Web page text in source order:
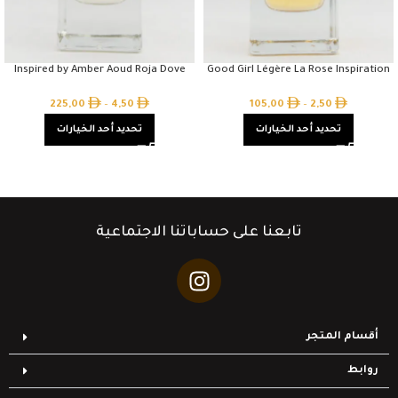
Good Girl Légère La Rose Inspiration
2,50
–
105,00
تحديد أحد الخيارات
Inspired by Amber Aoud Roja Dove
4,50
–
225,00
تحديد أحد الخيارات
تابعنا على حساباتنا الاجتماعية
أقسام المتجر
روابط